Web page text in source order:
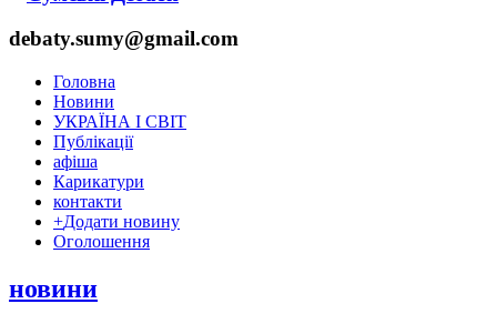
debaty.sumy@gmail.com
Головна
Новини
УКРАЇНА І СВІТ
Публікації
афіша
Карикатури
контакти
+Додати новину
Оголошення
новини